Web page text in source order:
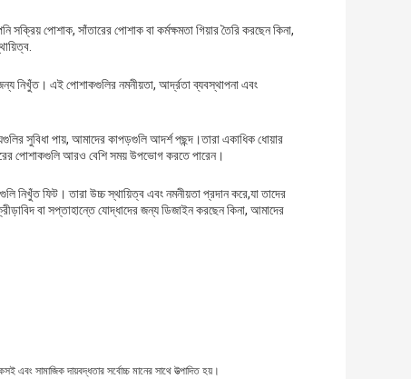
পোশাক, সাঁতারের পোশাক বা কর্মক্ষমতা গিয়ার তৈরি করছেন কিনা,
নিখুঁত। এই পোশাকগুলির নমনীয়তা, আর্দ্রতা ব্যবস্থাপনা এবং
সুবিধা পায়, আমাদের কাপড়গুলি আদর্শ পছন্দ।তারা একাধিক ধোয়ার
পোশাকগুলি আরও বেশি সময় উপভোগ করতে পারেন।
নিখুঁত ফিট। তারা উচ্চ স্থায়িত্ব এবং নমনীয়তা প্রদান করে,যা তাদের
বা সপ্তাহান্তে যোদ্ধাদের জন্য ডিজাইন করছেন কিনা, আমাদের
এবং সামাজিক দায়বদ্ধতার সর্বোচ্চ মানের সাথে উত্পাদিত হয়।